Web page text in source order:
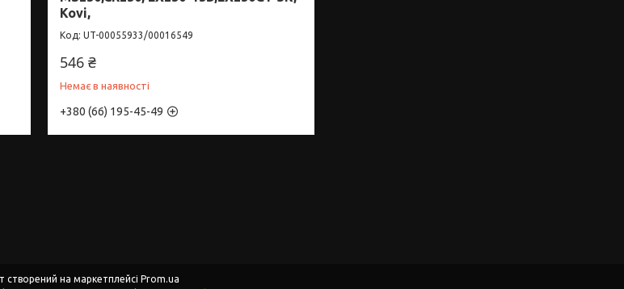
Kovi,
UT-00055933/00016549
546 ₴
Немає в наявності
+380 (66) 195-45-49
створений на маркетплейсі Prom.ua